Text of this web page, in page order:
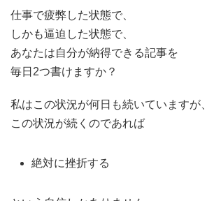
仕事で疲弊した状態で、
しかも逼迫した状態で、
あなたは自分が納得できる記事を
毎日2つ書けますか？
私はこの状況が何日も続いていますが、
この状況が続くのであれば
絶対に挫折する